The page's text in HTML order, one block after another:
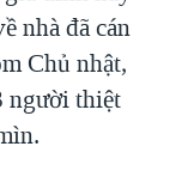
nhà đã cán
Chủ nhật,
người thiệt